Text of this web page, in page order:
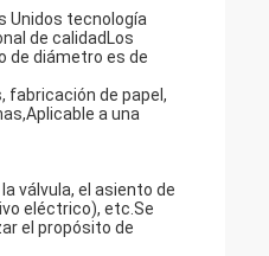
Unidos tecnología
de calidadLos
de diámetro es de
fabricación de papel,
a una
válvula, el asiento de
eléctrico), etc.Se
el propósito de